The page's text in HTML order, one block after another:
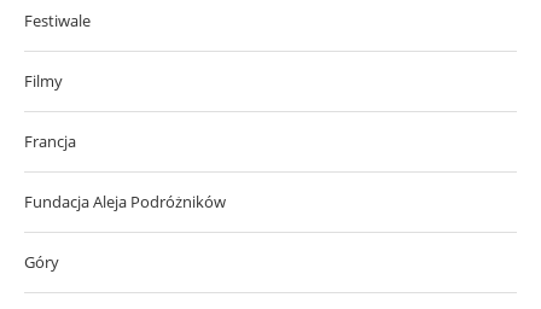
Festiwale
Filmy
Francja
Fundacja Aleja Podróżników
Góry